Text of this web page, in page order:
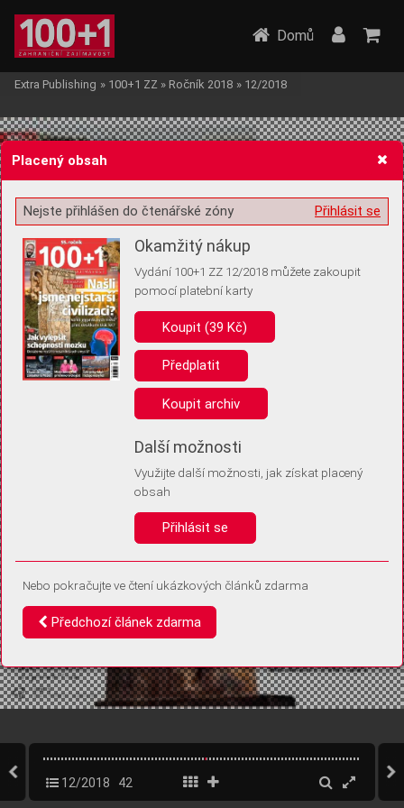
Žádost o souhlas s ukládáním volitelných informací
Pro základní fungování webu nepotřebujeme ukládat žádné informace
(tzv. cookies apod.). Rádi bychom vás ale požádali o souhlas s
uložením volitelných informací:
Anonymní unikátní ID
Díky němu příště poznáme, že se jedná o stejné zařízení, a
Identifikátor je zcela anonymní.
Vaše souhlasy a odmítnutí si ukládáme do vašeho zařízení, abychom se
vás už příště znovu neptali. Můžete je kdykoli později upravit ve Správě
Domů
Extra Publishing » 100+1 ZZ » Ročník 2018 » 12/2018
12/2018 42
Placený obsah
Přihlásit se
Nejste přihlášen do čtenářské zóny
Okamžitý nákup
Vydání 100+1 ZZ 12/2018 můžete zakoupit
pomocí platební karty
Koupit (39 Kč)
Předplatit
Koupit archiv
Další možnosti
Využijte další možnosti, jak získat placený
obsah
Přihlásit se
Nebo pokračujte ve čtení ukázkových článků zdarma
Předchozí článek zdarma